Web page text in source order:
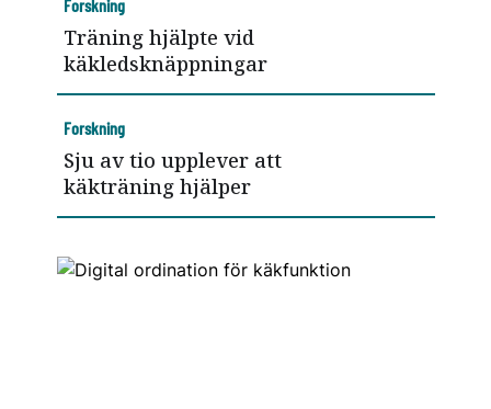
Träning hjälpte vid
käkledsknäppningar
Forskning
Sju av tio upplever att
käkträning hjälper
Forskning